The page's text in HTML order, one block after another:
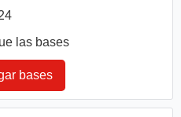
las bases
bases